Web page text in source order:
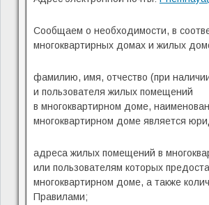
Сообщаем о необходимости, в
многоквартирных домах и жилых
фамилию, имя, отчество (при
и пользователя жилых помещений
в многоквартирном доме,
многоквартирном доме является
адреса жилых помещений в
или пользователям которых
многоквартирном доме, а также
Правилами;